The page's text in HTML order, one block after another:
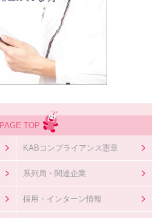
PAGE TOP
KABコンプライアンス憲章
系列局・関連企業
採用・インターン情報